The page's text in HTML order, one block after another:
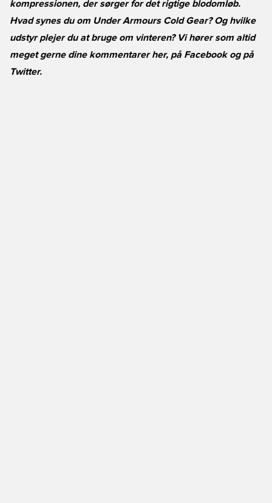
kompressionen, der sørger for det rigtige blodomløb.
Hvad synes du om Under Armours Cold Gear? Og hvilke
udstyr plejer du at bruge om vinteren? Vi hører som altid
meget gerne dine kommentarer her, på Facebookog på
Twitter.